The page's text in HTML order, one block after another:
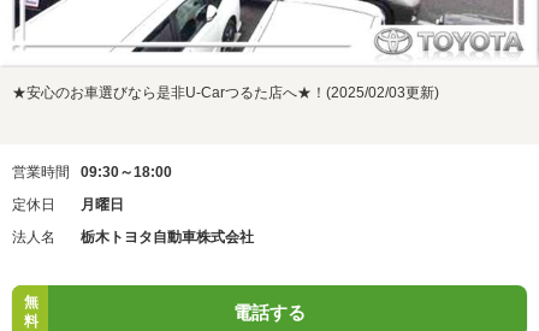
★安心のお車選びなら是非U-Carつるた店へ★！(2025/02/03更新)
営業時間
09:30～18:00
定休日
月曜日
法人名
栃木トヨタ自動車株式会社
無
料
電話する